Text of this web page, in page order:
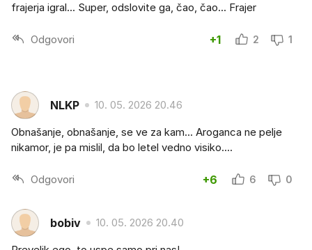
frajerja igral... Super, odslovite ga, čao, čao... Frajer
Odgovori +1 2 1
NLKP 10. 05. 2026 20.46
Obnašanje, obnašanje, se ve za kam... Aroganca ne pelje
nikamor, je pa mislil, da bo letel vedno visiko....
Odgovori +6 6 0
bobiv 10. 05. 2026 20.40